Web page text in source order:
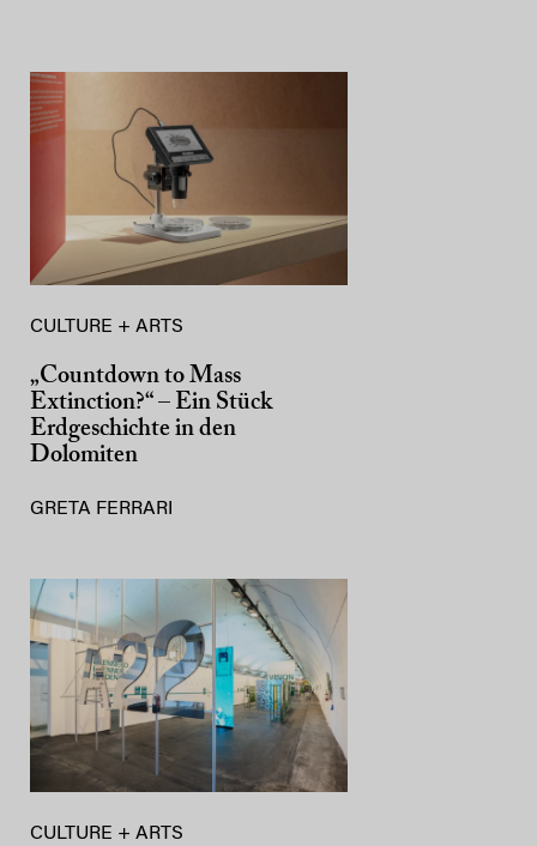
CULTURE + ARTS
„Countdown to Mass
Extinction?“ – Ein Stück
Erdgeschichte in den
Dolomiten
GRETA FERRARI
CULTURE + ARTS